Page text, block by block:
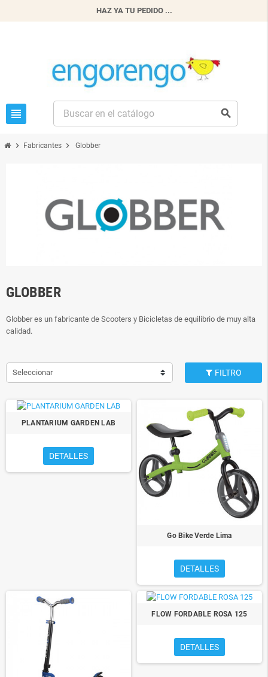
HAZ YA TU PEDIDO ...
view_headline search
chevron_right Fabricantes chevron_right Globber
GLOBBER
Globber es un fabricante de Scooters y Bicicletas de equilibrio de muy alta
calidad.
Seleccionar FILTRO
PLANTARIUM GARDEN LAB
DETALLES
Go Bike Verde Lima
DETALLES
FLOW FORDABLE ROSA 125
DETALLES